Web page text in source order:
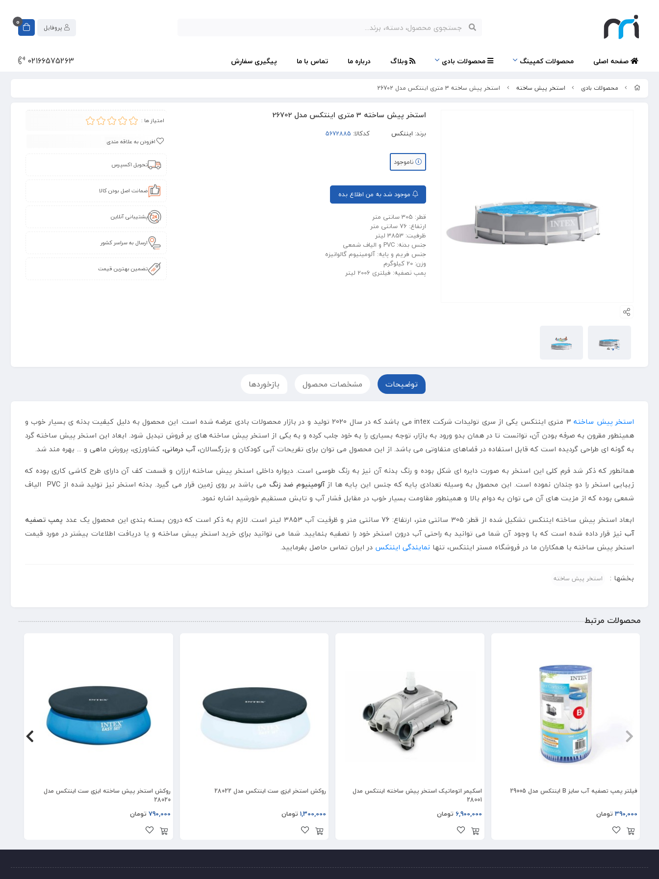
0
صفحه اصلی محصولات کمپینگ محصولات بادی وبلاگ درباره ما تماس با ما پیگیری سفارش 02166575263
محصولات بادی استخر پیش ساخته استخر پیش ساخته 3 متری اینتکس مدل 26702
استخر پیش ساخته 3 متری اینتکس مدل 26702
برند: اینتکس کدکالا:
ناموجود
موجود شد به من اطلاع بده
قطر: 305 سانتی متر
ارتفاع: 76 سانتی متر
ظرفیت: 3853 لیتر
جنس بدنه: PVC و الیاف شمعی
جنس فریم و پایه: آلومینیوم گالوانیزه
وزن: 20 کیلوگرم
پمپ تصفیه: فیلتری 2006 لیتر
امتیاز ها :
افزودن به علاقه مندی
تحویل اکسپرس
ضمانت اصل بودن کالا
پشتیبانی آنلاین
ارسال به سراسر کشور
تضمین بهترین قیمت
توضیحات مشخصات محصول بازخوردها
استخر پیش ساخته
3 متری اینتکس یکی از سری تولیدات شرکت intex می باشد که در سال 2020 تولید و در بازار محصولات بادی عرضه شده است. این محصول به دلیل کیفیت بدنه ی بسیار خوب و
همینطور مقرون به صرفه بودن آن، توانست تا در همان بدو ورود به بازار، توجه بسیاری را به خود جلب کرده و به یکی از استخر پیش ساخته های پر فروش تبدیل شود. ابعاد این استخر پیش ساخته گرد
به گونه ای طراحی گردیده است که قابل استفاده در فضاهای متفاوتی می باشد. از این محصول می توان برای تفریحات آبی کودکان و بزرگسالان، آب درمانی، کشاورزی، پرورش ماهی و ... بهره مند شد.
همانطور که ذکر شد فرم کلی این استخر به صورت دایره ای شکل بوده و رنگ بدنه آن نیز به رنگ طوسی است. دیواره داخلی استخر پیش ساخته ارزان و قسمت کف آن دارای طرح کاشی کاری بوده که
زیبایی استخر را دو چندان نموده است. این محصول به وسیله تعدادی پایه که جنس این پایه ها از آلومینیوم ضد زنگ
می باشد بر روی زمین قرار می گیرد. بدنه استخر نیز تولید شده از PVC الیاف
شمعی بوده که از مزیت های آن می توان به دوام بالا و همینطور مقاومت بسیار خوب در مقابل فشار آب و تابش مستقیم خورشید اشاره نمود.
ابعاد استخر پیش ساخته اینتکس تشکیل شده از قطر: 305 سانتی متر، ارتفاع: 76 سانتی متر و ظرفیت آب 3853 لیتر است. لازم به ذکر است که درون بسته بندی این محصول یک عدد
پمپ تصفیه
آب نیز قرار داده شده است که با وجود آن شما می توانید به راحتی آب درون استخر خود را تصفیه بنمایید. شما می توانید برای خرید استخر پیش ساخته و یا دریافت اطلاعات بیشتر در مورد قیمت
استخر پیش ساخته با همکاران ما در فروشگاه مستر اینتکس، تنها نمایندگی اینتکس در ایران تماس حاصل بفرمایید.
بخشها : استخر پیش ساخته
محصولات مرتبط
فیلتر پمپ تصفیه آب سایز B اینتکس مدل 29005
390,000 تومان
اسکیمر اتوماتیک استخر پیش ساخته اینتکس مدل
28001
6,900,000 تومان
روکش استخر ایزی ست اینتکس مدل 28022
1,300,000 تومان
روکش استخر پیش ساخته ایزی ست اینتکس مدل
28020
790,000 تومان